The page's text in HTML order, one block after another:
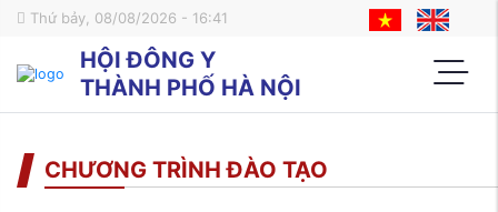
Thứ bảy, 08/08/2026 - 16:41
HỘI ĐÔNG Y
THÀNH PHỐ HÀ NỘI
CHƯƠNG TRÌNH ĐÀO TẠO